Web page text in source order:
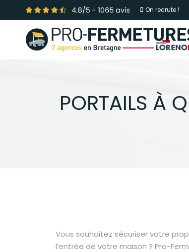
On recrute !
PORTAILS À
Vous souhaitez sécuriser votre
l’entrée de votre maison ? Pro-